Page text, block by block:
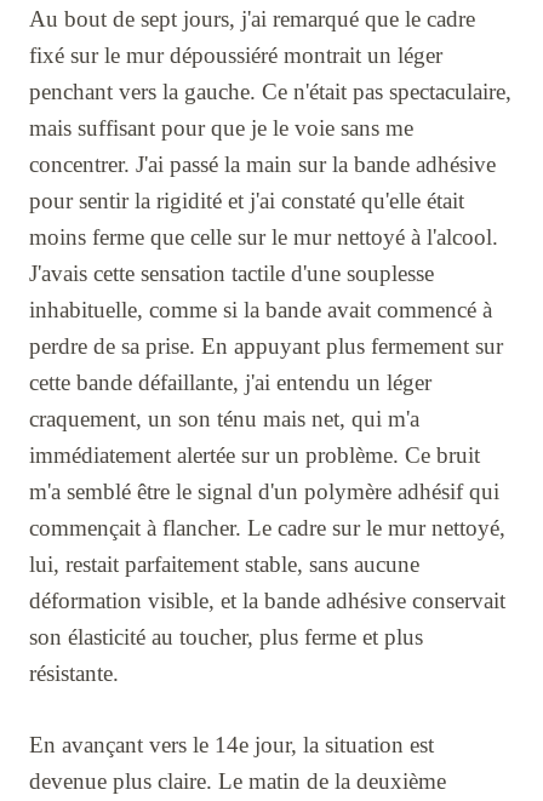
Au bout de sept jours, j'ai remarqué que le cadre
fixé sur le mur dépoussiéré montrait un léger
penchant vers la gauche. Ce n'était pas spectaculaire,
mais suffisant pour que je le voie sans me
concentrer. J'ai passé la main sur la bande adhésive
pour sentir la rigidité et j'ai constaté qu'elle était
moins ferme que celle sur le mur nettoyé à l'alcool.
J'avais cette sensation tactile d'une souplesse
inhabituelle, comme si la bande avait commencé à
perdre de sa prise. En appuyant plus fermement sur
cette bande défaillante, j'ai entendu un léger
craquement, un son ténu mais net, qui m'a
immédiatement alertée sur un problème. Ce bruit
m'a semblé être le signal d'un polymère adhésif qui
commençait à flancher. Le cadre sur le mur nettoyé,
lui, restait parfaitement stable, sans aucune
déformation visible, et la bande adhésive conservait
son élasticité au toucher, plus ferme et plus
résistante.
En avançant vers le 14e jour, la situation est
devenue plus claire. Le matin de la deuxième